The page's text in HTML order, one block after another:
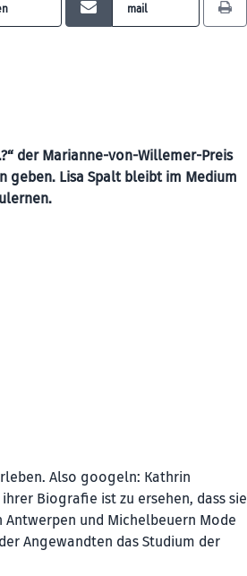
mail
der Marianne-von-Willemer-Preis
geben. Lisa Spalt bleibt im Medium
Also googeln: Kathrin
Biografie ist zu ersehen, dass sie
und Michelbeuern Mode
Angewandten das Studium der